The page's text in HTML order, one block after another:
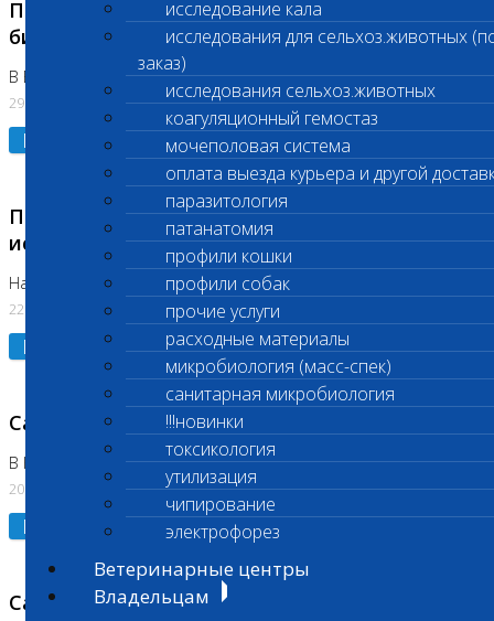
исследование кала
исследования для сельхоз.животных
заказ)
исследования сельхоз.животных
коагуляционный гемостаз
мочеполовая система
оплата выезда курьера и другой
паразитология
патанатомия
профили кошки
профили собак
прочие услуги
расходные материалы
микробиология (масс-спек)
санитарная микробиология
!!!новинки
токсикология
утилизация
чипирование
электрофорез
Ветеринарные центры
Владельцам
Приостановлено выполнение срочных
биохимических исследований
В Бутово 29.07.26
29.07.2026
Подробнее
Приостановлено выполнение биохимических
исследований
На Нагорной. Код ( 123,310,309)
22.07.2026
Подробнее
Санитарные дни
В Коломне 24.07.2026 и 28.07.2026
20.07.2026
Подробнее
Санитарный день